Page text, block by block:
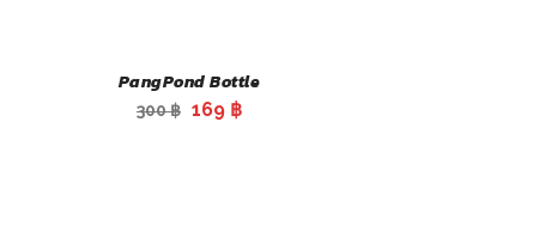
PangPond Bottle
300฿ Original
169 ฿Current